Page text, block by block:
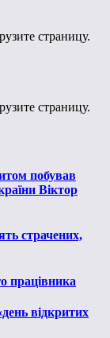
страницу.
страницу.
побував
Віктор
страчених,
працівника
відкритих